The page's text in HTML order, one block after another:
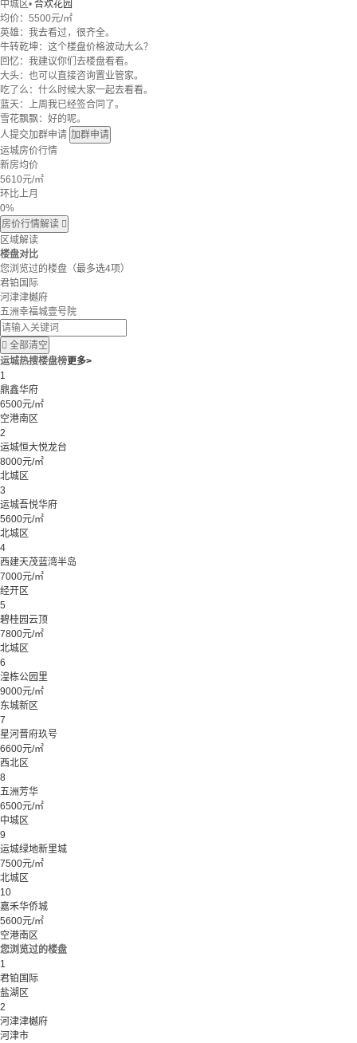
中城区• 合欢花园
均价： 5500元/㎡
英雄：我去看过，很齐全。
牛转乾坤：这个楼盘价格波动大么？
回忆：我建议你们去楼盘看看。
大头：也可以直接咨询置业管家。
吃了么：什么时候大家一起去看看。
蓝天：上周我已经签合同了。
雪花飘飘：好的呢。
人提交加群申请 加群申请
运城房价行情
新房均价
5610元/㎡
环比上月
0%
房价行情解读 
区域解读
楼盘对比
您浏览过的楼盘 （最多选4项）
君铂国际
河津津樾府
五洲幸福城壹号院
 全部清空
运城热搜楼盘榜更多>
1
鼎鑫华府
6500元/㎡
空港南区
2
运城恒大悦龙台
8000元/㎡
北城区
3
运城吾悦华府
5600元/㎡
北城区
4
西建天茂蓝湾半岛
7000元/㎡
经开区
5
碧桂园云顶
7800元/㎡
北城区
6
湟栋公园里
9000元/㎡
东城新区
7
星河晋府玖号
6600元/㎡
西北区
8
五洲芳华
6500元/㎡
中城区
9
运城绿地新里城
7500元/㎡
北城区
10
嘉禾华侨城
5600元/㎡
空港南区
您浏览过的楼盘
1
君铂国际
盐湖区
2
河津津樾府
河津市